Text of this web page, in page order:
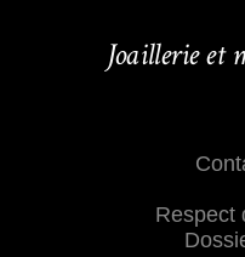
Joaillerie et
Respect